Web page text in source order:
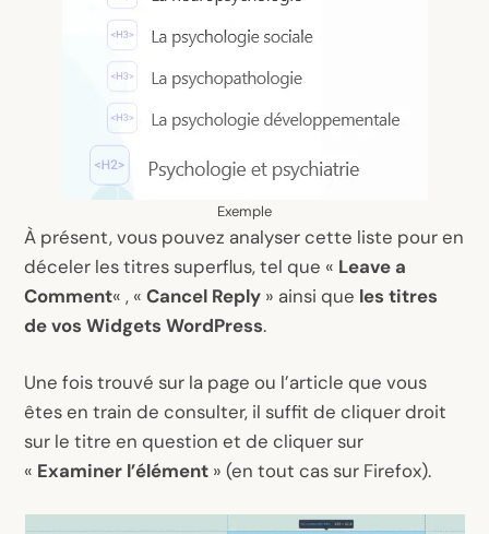
Exemple
À présent, vous pouvez analyser cette liste pour en
déceler les titres superflus, tel que « Leave a
Comment« , «Cancel Reply » ainsi que les titres
de vos Widgets WordPress.
Une fois trouvé sur la page ou l’article que vous
êtes en train de consulter, il suffit de cliquer droit
sur le titre en question et de cliquer sur
« Examiner l’élément » (en tout cas sur Firefox).